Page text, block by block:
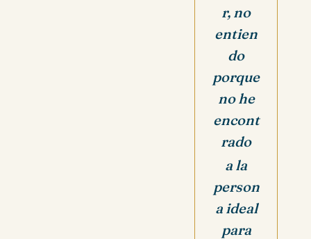
r, no
entien
do
porque
no he
encont
rado
a la
person
a ideal
para